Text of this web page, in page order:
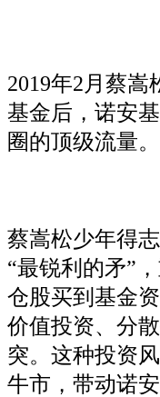
2019年2月蔡
基金后，诺安
圈的顶级流量。
蔡嵩松少年得
“最锐利的矛”
仓股买到基金
价值投资、分
突。这种投资
牛市，带动诺